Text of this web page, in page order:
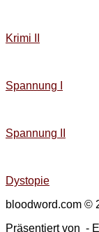
Krimi II
Spannung I
Spannung II
Dystopie
bloodword.com ©
Präsentiert von -